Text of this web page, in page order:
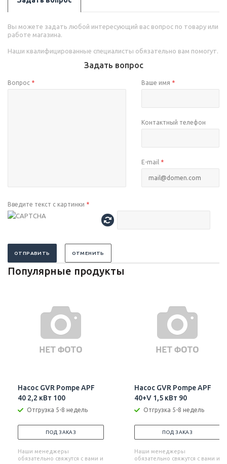
Вы можете задать любой интересующий вас вопрос по товару или
работе магазина.
Наши квалифицированные специалисты обязательно вам помогут.
Задать вопрос
Вопрос * Ваше имя *
Контактный телефон
E-mail *
Введите текст с картинки *
ОТПРАВИТЬ ОТМЕНИТЬ
Популярные продукты
Насос GVR Pompe APF
40 2,2 кВт 100
Отгрузка 5-8 недель
ПОД ЗАКАЗ
Наши менеджеры
обязательно свяжутся с вами и
Насос GVR Pompe APF
40+V 1,5 кВт 90
Отгрузка 5-8 недель
ПОД ЗАКАЗ
Наши менеджеры
обязательно свяжутся с вами и